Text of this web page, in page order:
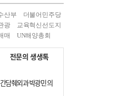
산부
더불어민주당
광
교육혁신선도지
매 UN해양총회
전문의 생생톡
담췌외과 박광민 의